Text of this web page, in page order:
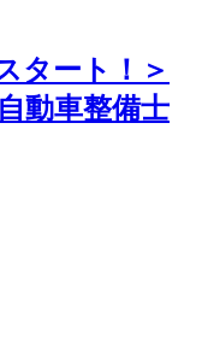
タート！＞
動車整備士